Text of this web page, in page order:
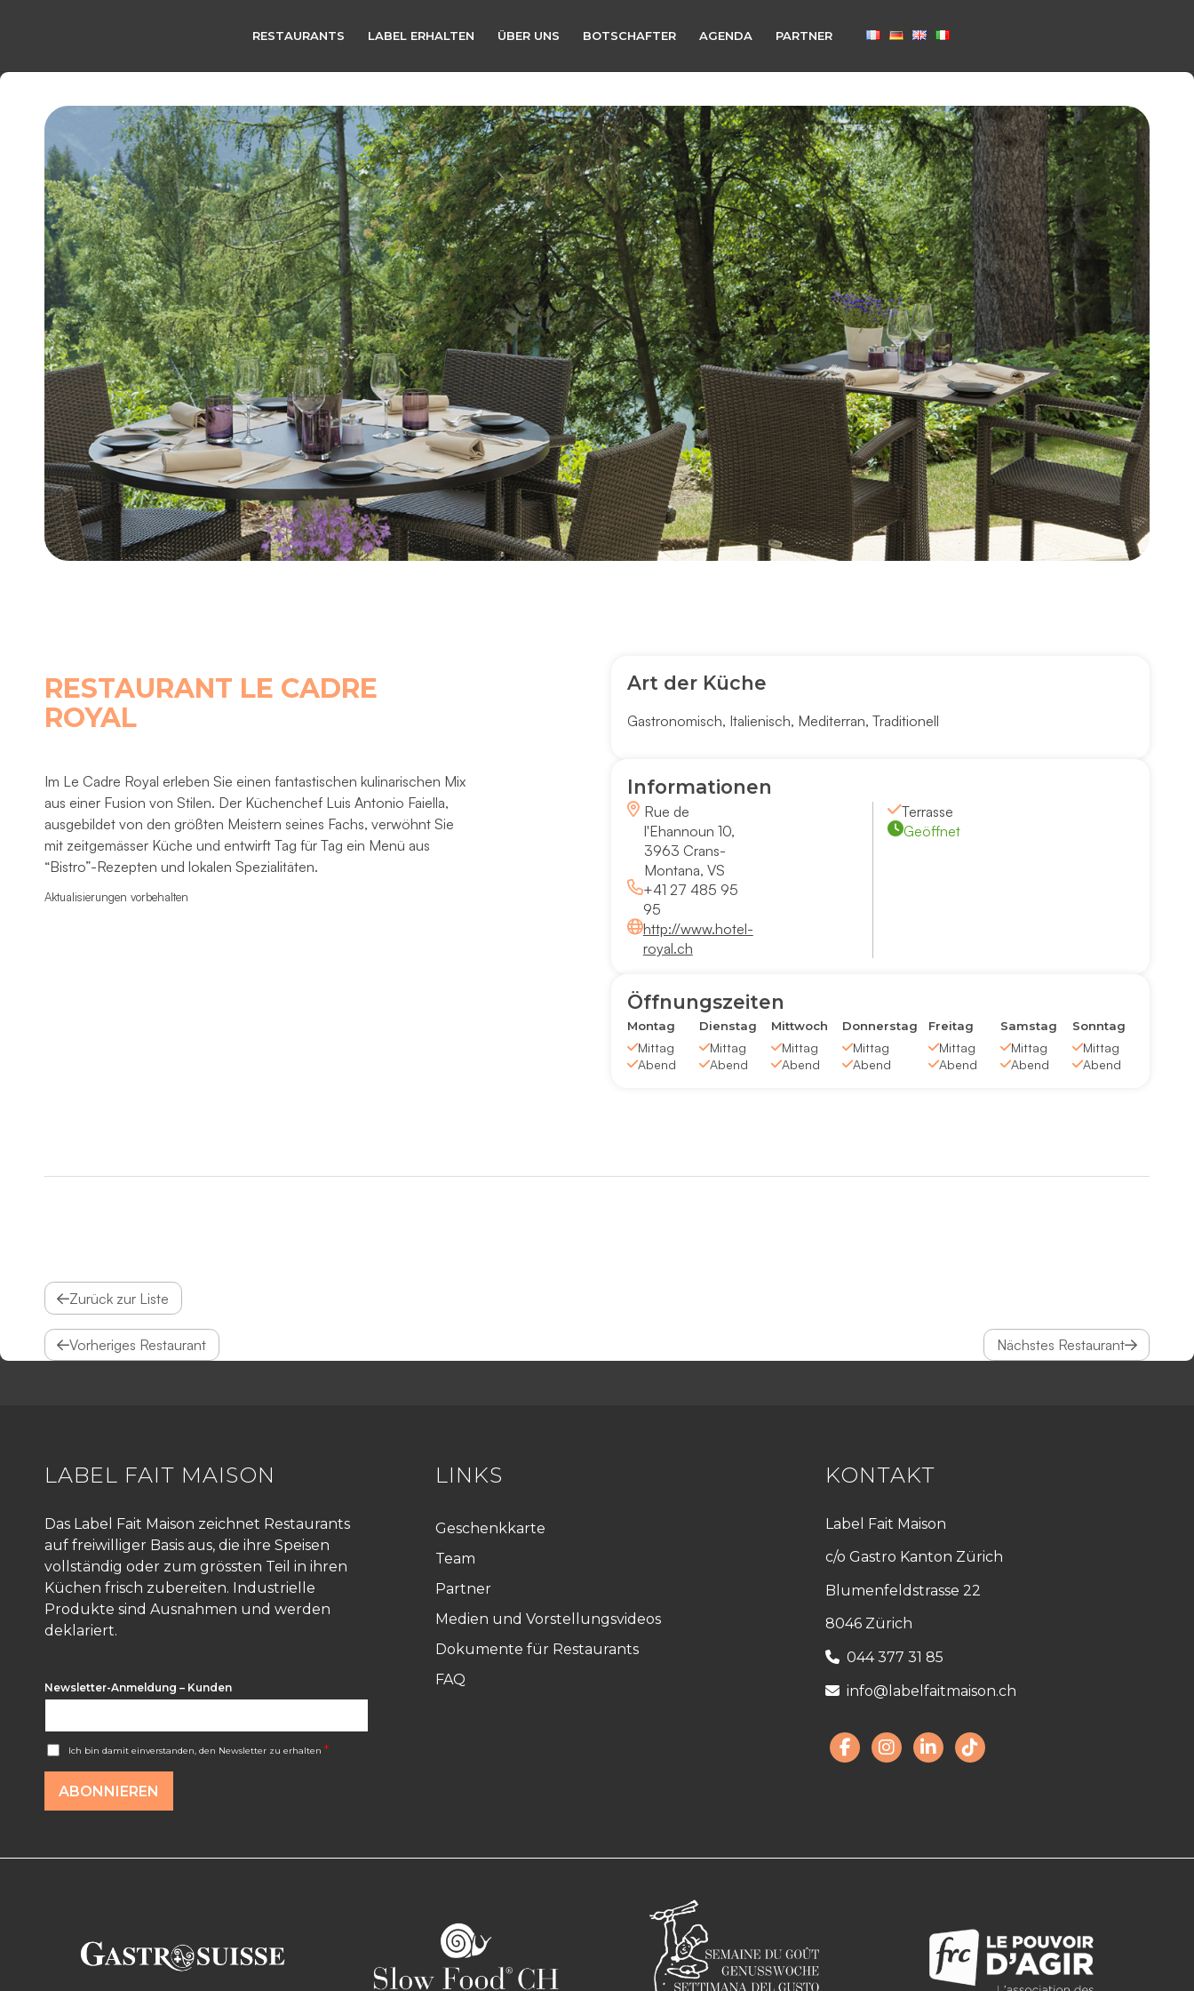
RESTAURANTS LABEL ERHALTEN ÜBER UNS BOTSCHAFTER AGENDA PARTNER
RESTAURANT LE CADRE
ROYAL
Im Le Cadre Royal erleben Sie einen fantastischen kulinarischen Mix
aus einer Fusion von Stilen. Der Küchenchef Luis Antonio Faiella,
ausgebildet von den größten Meistern seines Fachs, verwöhnt Sie
mit zeitgemässer Küche und entwirft Tag für Tag ein Menü aus
“Bistro”-Rezepten und lokalen Spezialitäten.
Aktualisierungen vorbehalten
Art der Küche
Gastronomisch, Italienisch, Mediterran, Traditionell
Informationen
Rue de
l'Ehannoun 10,
3963 Crans-
Montana, VS
+41 27 485 95
95
http://www.hotel-
royal.ch
Terrasse
Geöffnet
Öffnungszeiten
Montag
Mittag
Abend
Dienstag
Mittag
Abend
Mittwoch
Mittag
Abend
Donnerstag
Mittag
Abend
Freitag
Mittag
Abend
Samstag
Mittag
Abend
Sonntag
Mittag
Abend
Zurück zur Liste
Vorheriges Restaurant Nächstes Restaurant
LABEL FAIT MAISON
Das Label Fait Maison zeichnet Restaurants
auf freiwilliger Basis aus, die ihre Speisen
vollständig oder zum grössten Teil in ihren
Küchen frisch zubereiten. Industrielle
Produkte sind Ausnahmen und werden
deklariert.
Newsletter-Anmeldung – Kunden
A
c
c
d
Ich bin damit einverstanden, den Newsletter zu erhalten *
ABONNIEREN
LINKS
Geschenkkarte
Team
Partner
Medien und Vorstellungsvideos
Dokumente für Restaurants
FAQ
KONTAKT
Label Fait Maison
c/o Gastro Kanton Zürich
Blumenfeldstrasse 22
8046 Zürich
044 377 31 85
info@labelfaitmaison.ch